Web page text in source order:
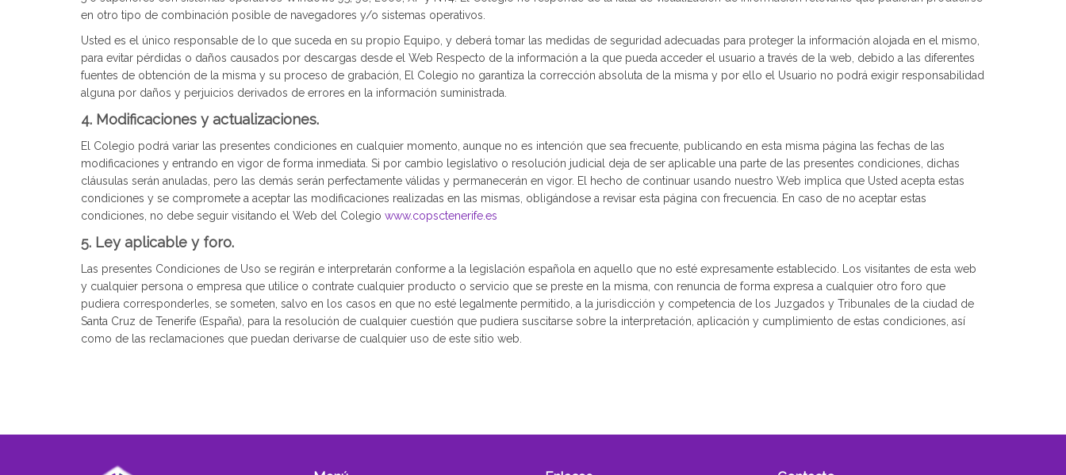
en otro tipo de combinación posible de navegadores y/o sistemas operativos.
Usted es el único responsable de lo que suceda en su propio Equipo, y deberá tomar las medidas de seguridad adecuadas para proteger la información alojada en el mismo,
para evitar pérdidas o daños causados por descargas desde el Web Respecto de la información a la que pueda acceder el usuario a través de la web, debido a las diferentes
fuentes de obtención de la misma y su proceso de grabación, El Colegio no garantiza la corrección absoluta de la misma y por ello el Usuario no podrá exigir responsabilidad
alguna por daños y perjuicios derivados de errores en la información suministrada.
4. Modificaciones y actualizaciones.
El Colegio podrá variar las presentes condiciones en cualquier momento, aunque no es intención que sea frecuente, publicando en esta misma página las fechas de las
modificaciones y entrando en vigor de forma inmediata. Si por cambio legislativo o resolución judicial deja de ser aplicable una parte de las presentes condiciones, dichas
cláusulas serán anuladas, pero las demás serán perfectamente válidas y permanecerán en vigor. El hecho de continuar usando nuestro Web implica que Usted acepta estas
condiciones y se compromete a aceptar las modificaciones realizadas en las mismas, obligándose a revisar esta página con frecuencia. En caso de no aceptar estas
condiciones, no debe seguir visitando el Web del Colegio www.copsctenerife.es
5. Ley aplicable y foro.
Las presentes Condiciones de Uso se regirán e interpretarán conforme a la legislación española en aquello que no esté expresamente establecido. Los visitantes de esta web
y cualquier persona o empresa que utilice o contrate cualquier producto o servicio que se preste en la misma, con renuncia de forma expresa a cualquier otro foro que
pudiera corresponderles, se someten, salvo en los casos en que no esté legalmente permitido, a la jurisdicción y competencia de los Juzgados y Tribunales de la ciudad de
Santa Cruz de Tenerife (España), para la resolución de cualquier cuestión que pudiera suscitarse sobre la interpretación, aplicación y cumplimiento de estas condiciones, así
como de las reclamaciones que puedan derivarse de cualquier uso de este sitio web.